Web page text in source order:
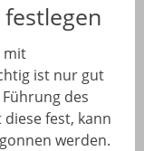
mit
ist nur gut
des
diese fest, kann
werden.